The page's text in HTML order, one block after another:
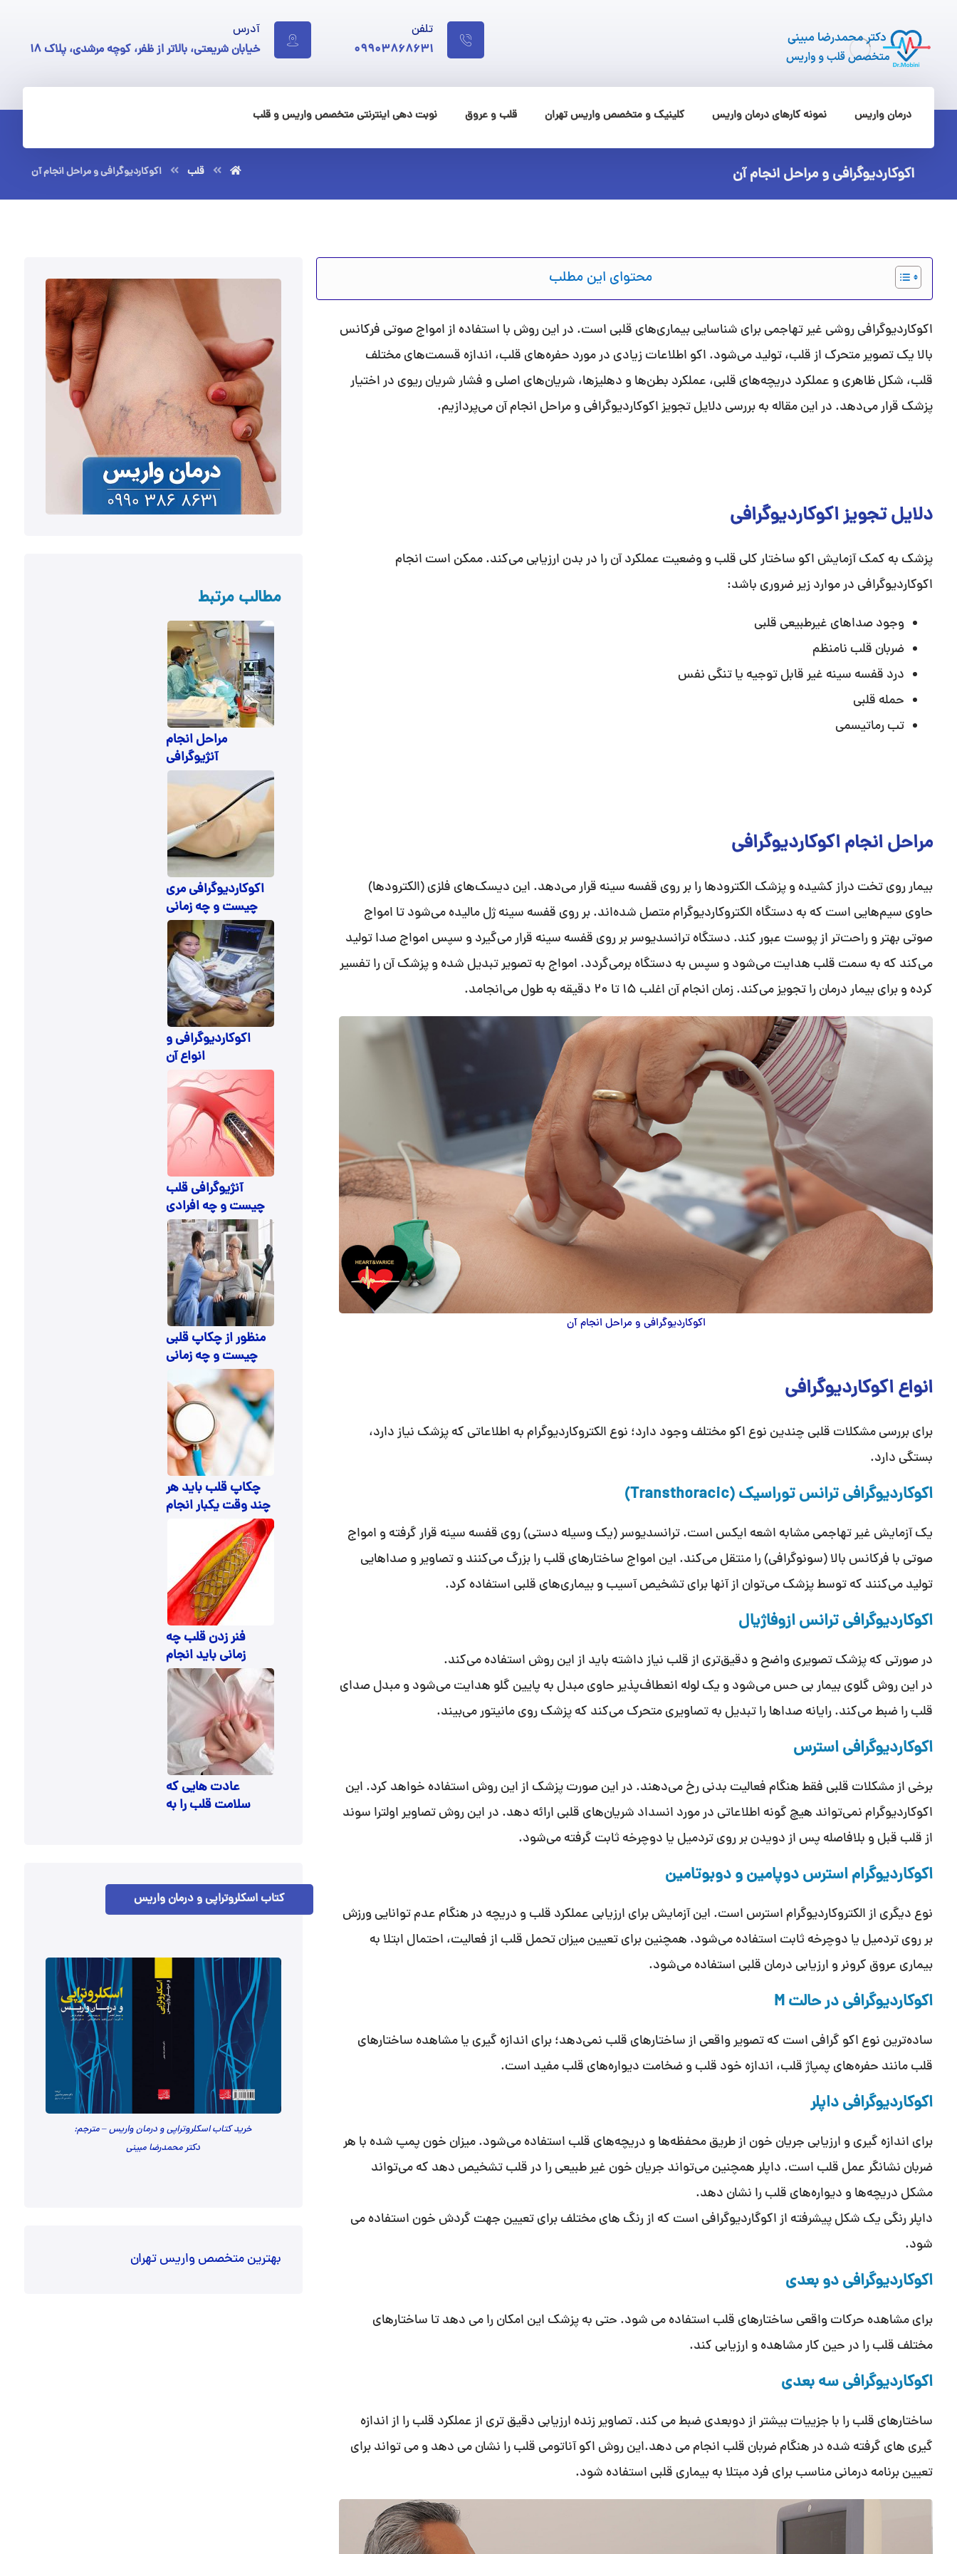
آدرس
خیابان شریعتی، بالاتر از ظفر، کوچه مرشدی، پلاک ۱۸
تلفن
09903868631
درمان واریس نمونه کارهای درمان واریس کلینیک و متخصص واریس تهران قلب و عروق نوبت دهی اینترنتی متخصص واریس و قلب
اکوکاردیوگرافی و مراحل انجام آن قلب اکوکاردیوگرافی و مراحل انجام آن
محتوای این مطلب
اکوکاردیوگرافی روشی غیر تهاجمی برای شناسایی بیماری‌های قلبی است. در این روش با استفاده از امواج صوتی فرکانس
بالا یک تصویر متحرک از قلب، تولید می‌شود. اکو اطلاعات زیادی در مورد حفره‌های قلب، اندازه قسمت‌های مختلف
قلب، شکل ظاهری و عملکرد دریچه‌های قلبی، عملکرد بطن‌ها و دهلیزها، شریان‌های اصلی و فشار شریان ریوی در اختیار
پزشک قرار می‌دهد. در این مقاله به بررسی دلایل تجویز اکوکاردیوگرافی و مراحل انجام آن می‌پردازیم.
دلایل تجویز اکوکاردیوگرافی
پزشک به کمک آزمایش اکو ساختار کلی قلب و وضعیت عملکرد آن را در بدن ارزیابی می‌کند. ممکن است انجام
اکوکاردیوگرافی در موارد زیر ضروری باشد:
وجود صداهای غیرطبیعی قلبی
ضربان قلب نامنظم
درد قفسه سینه غیر قابل توجیه یا تنگی نفس
حمله قلبی
تب رماتیسمی
مراحل انجام اکوکاردیوگرافی
بیمار روی تخت دراز کشیده و پزشک الکترودها را بر روی قفسه سینه قرار می‌دهد. این دیسک‌های فلزی (الکترودها)
حاوی سیم‌هایی است که به دستگاه الکتروکاردیوگرام متصل شده‌اند. بر روی قفسه سینه ژل مالیده می‌شود تا امواج
صوتی بهتر و راحت‌تر از پوست عبور کند. دستگاه ترانسدیوسر بر روی قفسه سینه قرار می‌گیرد و سپس امواج صدا تولید
می‌کند که به سمت قلب هدایت می‌شود و سپس به دستگاه برمی‌گردد. امواج به تصویر تبدیل شده و پزشک آن را تفسیر
کرده و برای بیمار درمان را تجویز می‌کند. زمان انجام آن اغلب 15 تا 20 دقیقه به طول می‌انجامد.
اکوکاردیوگرافی و مراحل انجام آن
انواع اکوکاردیوگرافی
برای بررسی مشکلات قلبی چندین نوع اکو مختلف وجود دارد؛ نوع الکتروکاردیوگرام به اطلاعاتی که پزشک نیاز دارد،
بستگی دارد.
اکوکاردیوگرافی ترانس توراسیک (Transthoracic)
یک آزمایش غیر تهاجمی مشابه اشعه ایکس است. ترانسدیوسر (یک وسیله دستی) روی قفسه سینه قرار گرفته و امواج
صوتی با فرکانس بالا (سونوگرافی) را منتقل می‌کند. این امواج ساختارهای قلب را بزرگ می‌کنند و تصاویر و صداهایی
تولید می‌کنند که توسط پزشک می‌توان از آنها برای تشخیص آسیب و بیماری‌های قلبی استفاده کرد.
اکوکاردیوگرافی ترانس ازوفاژیال
در صورتی که پزشک تصویری واضح و دقیق‌تری از قلب نیاز داشته باید از این روش استفاده می‌کند.
در این روش گلوی بیمار بی حس می‌شود و یک لوله انعطاف‌پذیر حاوی مبدل به پایین گلو هدایت می‌شود و مبدل صدای
قلب را ضبط می‌کند. رایانه صداها را تبدیل به تصاویری متحرک می‌کند که پزشک روی مانیتور می‌بیند.
اکوکاردیوگرافی استرس
برخی از مشکلات قلبی فقط هنگام فعالیت بدنی رخ می‌دهند. در این صورت پزشک از این روش استفاده خواهد کرد. این
اکوکاردیوگرام نمی‌تواند هیچ گونه اطلاعاتی در مورد انسداد شریان‌های قلبی ارائه دهد. در این روش تصاویر اولترا سوند
از قلب قبل و بلافاصله پس از دویدن بر روی تردمیل یا دوچرخه ثابت گرفته می‌شود.
اکوکاردیوگرام استرس دوپامین و دوبوتامین
نوع دیگری از الکتروکاردیوگرام استرس است. این آزمایش برای ارزیابی عملکرد قلب و دریچه در هنگام عدم توانایی ورزش
بر روی تردمیل یا دوچرخه ثابت استفاده می‌شود. همچنین برای تعیین میزان تحمل قلب از فعالیت، احتمال ابتلا به
بیماری عروق کرونر و ارزیابی درمان قلبی استفاده می‌شود.
اکوکاردیوگرافی در حالت M
ساده‌ترین نوع اکو گرافی است که تصویر واقعی از ساختارهای قلب نمی‌دهد؛ برای اندازه گیری یا مشاهده ساختارهای
قلب مانند حفره‌های پمپاژ قلب، اندازه خود قلب و ضخامت دیواره‌های قلب مفید است.
اکوکاردیوگرافی داپلر
برای اندازه گیری و ارزیابی جریان خون از طریق محفظه‌ها و دریچه‌های قلب استفاده می‌شود. میزان خون پمپ شده با هر
ضربان نشانگر عمل قلب است. داپلر همچنین می‌تواند جریان خون غیر طبیعی را در قلب تشخیص دهد که می‌تواند
مشکل دریچه‌ها و دیواره‌های قلب را نشان دهد.
داپلر رنگی یک شکل پیشرفته از اکوگاردیوگرافی است که از رنگ های مختلف برای تعیین جهت گردش خون استفاده می
شود.
اکوکاردیوگرافی دو بعدی
برای مشاهده حرکات واقعی ساختارهای قلب استفاده می شود. حتی به پزشک این امکان را می دهد تا ساختارهای
مختلف قلب را در حین کار مشاهده و ارزیابی کند.
اکوکاردیوگرافی سه بعدی
ساختارهای قلب را با جزيیات بیشتر از دوبعدی ضبط می کند. تصاویر زنده ارزیابی دقیق تری از عملکرد قلب را از اندازه
گیری های گرفته شده در هنگام ضربان قلب انجام می دهد.این روش اکو آناتومی قلب را نشان می دهد و می تواند برای
تعیین برنامه درمانی مناسب برای فرد مبتلا به بیماری قلبی استفاده شود.
مطالب مرتبط
مراحل انجام
آنژیوگرافی
اکوکاردیوگرافی مری
چیست و چه زمانی
توسط پزشک تجویز
می شود؟
اکوکاردیوگرافی و
انواع آن
آنژیوگرافی قلب
چیست و چه افرادی
باید انجام دهند؟
منظور از چکاپ قلبی
چیست و چه زمانی
انجام می شود؟
چکاپ قلب باید هر
چند وقت یکبار انجام
فنر زدن قلب چه
زمانی باید انجام
شود؟
عادت هایی که
سلامت قلب را به
کتاب اسکلروتراپی و درمان واریس
خرید کتاب اسکلروتراپی و درمان واریس – مترجم:
دکتر محمدرضا مبینی
بهترین متخصص واریس تهران